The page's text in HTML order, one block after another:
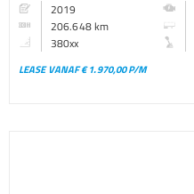
2019
206.648 km
380xx
LEASE VANAF € 1.970,00 P/M